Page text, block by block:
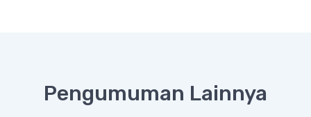
Pengumuman Lainnya